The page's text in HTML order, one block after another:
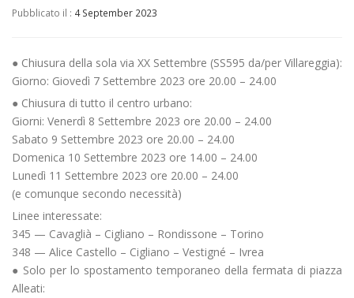
Pubblicato il : 4 September 2023
● Chiusura della sola via XX Settembre (SS595 da/per Villareggia):
Giorno: Giovedì 7 Settembre 2023 ore 20.00 – 24.00
● Chiusura di tutto il centro urbano:
Giorni: Venerdì 8 Settembre 2023 ore 20.00 – 24.00
Sabato 9 Settembre 2023 ore 20.00 – 24.00
Domenica 10 Settembre 2023 ore 14.00 – 24.00
Lunedì 11 Settembre 2023 ore 20.00 – 24.00
(e comunque secondo necessità)
Linee interessate:
345 — Cavaglià – Cigliano – Rondissone – Torino
348 — Alice Castello – Cigliano – Vestigné – Ivrea
● Solo per lo spostamento temporaneo della fermata di piazza
Alleati: